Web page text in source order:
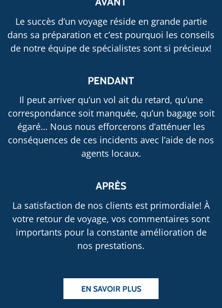
Le succès d’un voyage réside en grande partie
dans sa préparation et c’est pourquoi les conseils
de notre équipe de spécialistes sont si précieux!
PENDANT
Il peut arriver qu’un vol ait du retard, qu’une
correspondance soit manquée, qu’un bagage soit
égaré… Nous nous efforcerons d’atténuer les
conséquences de ces incidents avec l’aide de nos
agents locaux.
APRÈS
La satisfaction de nos clients est primordiale! À
votre retour de voyage, vos commentaires sont
importants pour la constante amélioration de
nos prestations.
EN SAVOIR PLUS